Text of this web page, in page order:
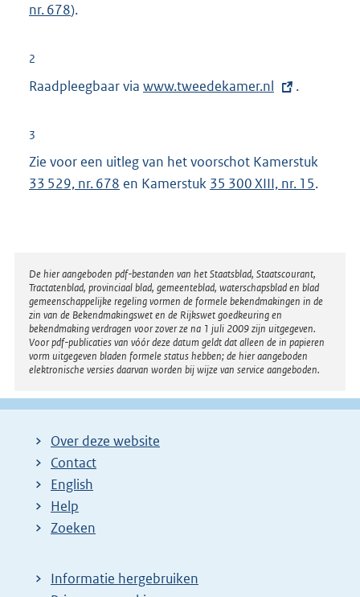
nr. 678).
2
Raadpleegbaar via E
r
n
n
k
:
www.tweedekamer.nl .
3
Zie voor een uitleg van het voorschot Kamerstuk
33 529, nr. 678 en Kamerstuk 35 300 XIII, nr. 15.
Disclaimer
De hier aangeboden pdf-bestanden van het Staatsblad, Staatscourant,
Tractatenblad, provinciaal blad, gemeenteblad, waterschapsblad en blad
gemeenschappelijke regeling vormen de formele bekendmakingen in de
zin van de Bekendmakingswet en de Rijkswet goedkeuring en
bekendmaking verdragen voor zover ze na 1 juli 2009 zijn uitgegeven.
Voor pdf-publicaties van vóór deze datum geldt dat alleen de in papieren
vorm uitgegeven bladen formele status hebben; de hier aangeboden
elektronische versies daarvan worden bij wijze van service aangeboden.
Over deze website
Contact
English
Help
Zoeken
Informatie hergebruiken